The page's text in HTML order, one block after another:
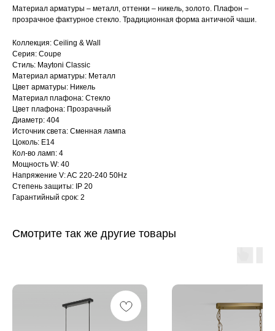
Материал арматуры – металл, оттенки – никель, золото. Плафон –
прозрачное фактурное стекло. Традиционная форма античной чаши.
Коллекция: Ceiling & Wall
Серия: Coupe
Стиль: Maytoni Classic
Материал арматуры: Металл
Цвет арматуры: Никель
Материал плафона: Стекло
Цвет плафона: Прозрачный
Диаметр: 404
Источник света: Сменная лампа
Цоколь: E14
Кол-во ламп: 4
Мощность W: 40
Напряжение V: AC 220-240 50Hz
Степень защиты: IP 20
Гарантийный срок: 2
Смотрите так же другие товары